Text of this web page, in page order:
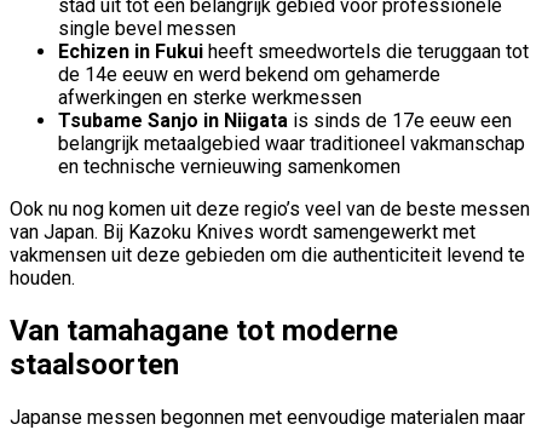
stad uit tot een belangrijk gebied voor professionele
single bevel messen
Echizen in Fukui heeft smeedwortels die teruggaan tot
de 14e eeuw en werd bekend om gehamerde
afwerkingen en sterke werkmessen
Tsubame Sanjo in Niigata is sinds de 17e eeuw een
belangrijk metaalgebied waar traditioneel vakmanschap
en technische vernieuwing samenkomen
Ook nu nog komen uit deze regio’s veel van de beste messen
van Japan. Bij Kazoku Knives wordt samengewerkt met
vakmensen uit deze gebieden om die authenticiteit levend te
houden.
Van tamahagane tot moderne
staalsoorten
Japanse messen begonnen met eenvoudige materialen maar